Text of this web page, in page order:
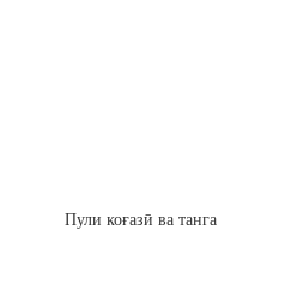
Пули коғазӣ ва танга